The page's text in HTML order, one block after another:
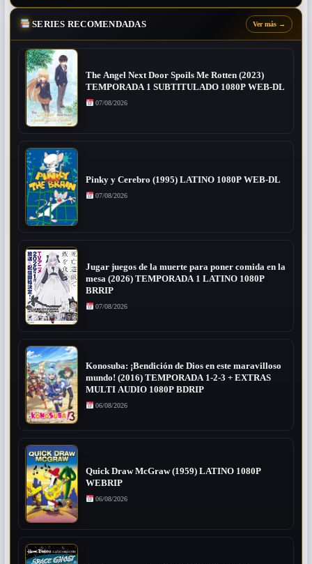
SERIES RECOMENDADAS Ver más →
The Angel Next Door Spoils Me Rotten (2023)
TEMPORADA 1 SUBTITULADO 1080P WEB-DL
07/08/2026
Pinky y Cerebro (1995) LATINO 1080P WEB-DL
07/08/2026
Jugar juegos de la muerte para poner comida en la
mesa (2026) TEMPORADA 1 LATINO 1080P
BRRIP
07/08/2026
Konosuba: ¡Bendición de Dios en este maravilloso
mundo! (2016) TEMPORADA 1-2-3 + EXTRAS
MULTI AUDIO 1080P BDRIP
06/08/2026
Quick Draw McGraw (1959) LATINO 1080P
WEBRIP
06/08/2026